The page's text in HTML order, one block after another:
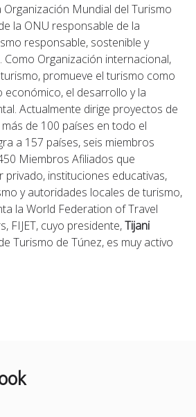
Mundial del Turismo
la ONU responsable de la
responsable, sostenible y
Organización internacional,
promueve el turismo como
el desarrollo y la
Actualmente dirige proyectos de
de 100 países en todo el
a 157 países, seis miembros
Miembros Afiliados que
instituciones educativas,
y autoridades locales de turismo,
la World Federation of Travel
FIJET, cuyo presidente,Tijani
Turismo de Túnez, es muy activo